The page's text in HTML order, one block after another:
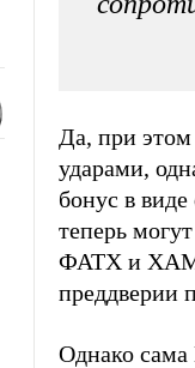
Да, при
ударами,
бонус в
теперь
ФАТХ и
преддверии
Однако сама